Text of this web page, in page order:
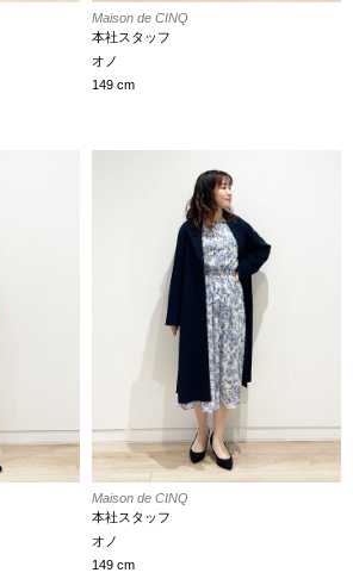
Maison de CINQ
本社スタッフ
オノ
149 cm
Maison de CINQ
本社スタッフ
オノ
149 cm